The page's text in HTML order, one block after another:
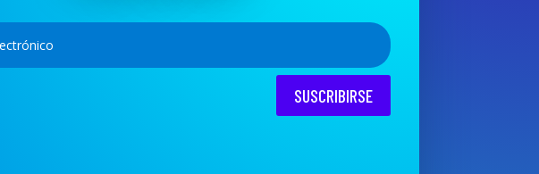
SUSCRIBIRSE